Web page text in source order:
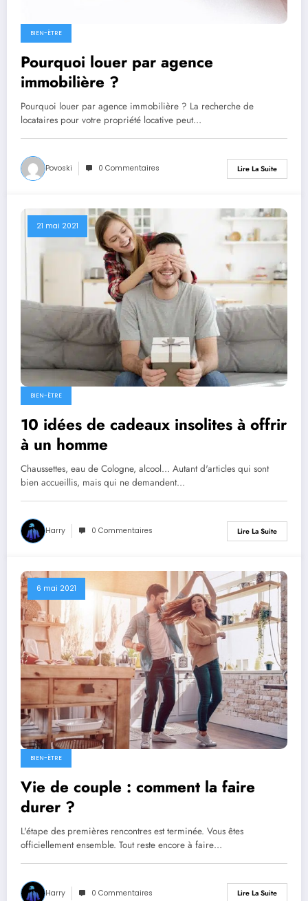
BIEN-ËTRE
Pourquoi louer par agence
immobilière ?
Pourquoi louer par agence immobilière ? La recherche de
locataires pour votre propriété locative peut…
Povoski 0 Commentaires Lire La Suite
21 mai 2021
BIEN-ËTRE
10 idées de cadeaux insolites à offrir
à un homme
Chaussettes, eau de Cologne, alcool… Autant d'articles qui sont
bien accueillis, mais qui ne demandent…
Harry 0 Commentaires Lire La Suite
6 mai 2021
BIEN-ËTRE
Vie de couple : comment la faire
durer ?
L'étape des premières rencontres est terminée. Vous êtes
officiellement ensemble. Tout reste encore à faire…
Harry 0 Commentaires Lire La Suite